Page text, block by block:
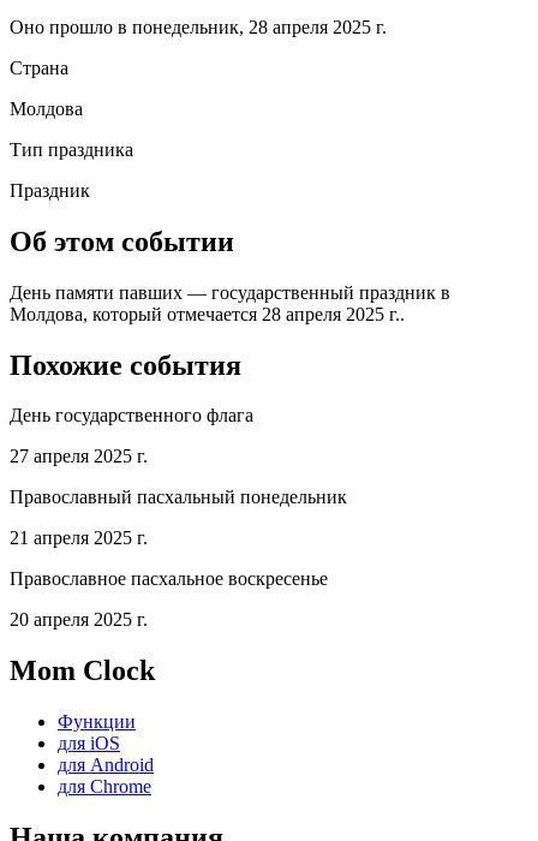
Оно прошло в понедельник, 28 апреля 2025 г.
Страна
Молдова
Тип праздника
Праздник
Об этом событии
День памяти павших — государственный праздник в
Молдова, который отмечается 28 апреля 2025 г..
Похожие события
День государственного флага
27 апреля 2025 г.
Православный пасхальный понедельник
21 апреля 2025 г.
Православное пасхальное воскресенье
20 апреля 2025 г.
Mom Clock
Функции
для iOS
для Android
для Chrome